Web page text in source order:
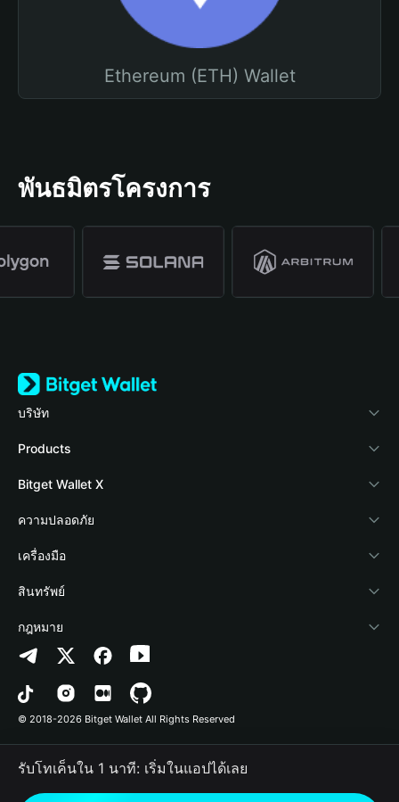
Ethereum (ETH) Wallet
พันธมิตรโครงการ
บริษัท
เกี่ยวกับ Bitget Wallet
Blog
Academy
ข่าวสารด้านคริปโต
ศูนย์ช่วยเหลือ
ติดต่อเรา
ทรัพยากรข้อมูลของแบรนด์
อาชีพ
Products
Crypto Card
Stablecoin Earn
Payfi Crypto
Crypto Swap API
Altcoin Season Index
Prediction Markets
DApp
RWA
Bitget Wallet X
นักพัฒนา
เชื่อมต่อ Wallet
Bitget Wallet Pay
ลิสต์โปรเจกต์
ความปลอดภัย
Protection Fund
เทคโนโลยีความปลอดภัย
เครื่องมือ
ซื้อคริปโต
การตรวจจับการอนุญาต
การตรวจจับสัญญา
การโอนเป็นชุด
สินทรัพย์
Arbitrum
Avalanche
Bitcoin
Polygon
กฎหมาย
นโยบายความเป็นส่วนตัว
ข้อตกลงในการใช้บริการ
© 2018-2026 Bitget Wallet All Rights Reserved
รับโทเค็นใน 1 นาที: เริ่มในแอปได้เลย